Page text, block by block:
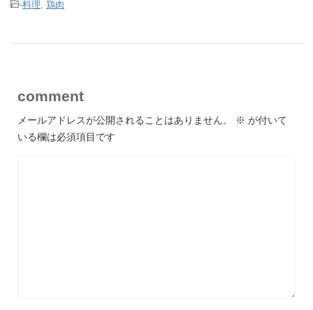
-料理, 鶏肉
comment
メールアドレスが公開されることはありません。 ※ が付いて
いる欄は必須項目です